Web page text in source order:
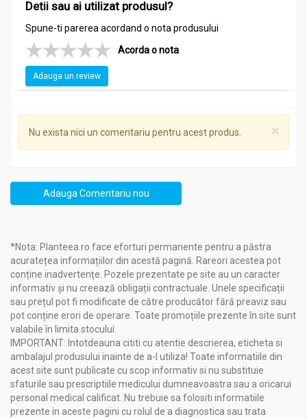
Precauții:
Gemoderivat mur mladite 50ml - PLANTEXTRAKT
Nu se cunosc reacţii adverse sau contraindicaţii.
Mod de administrare:
Gemoderivat mur mladite 50ml - PLANTEXTRAKT
1 ml=aprox. 25 de picături
Durata administrării poate varia între 1-3 luni de zile. Se poate
repeta administrarea după 1 sau 2 luni de pauză.
Detii sau ai utilizat produsul?
Spune-ti parerea acordand o nota produsului
Acorda o nota
Adauga un review
×
Nu exista nici un comentariu pentru acest produs.
Adauga Comentariu nou
*Nota: Planteea.ro face eforturi permanente pentru a păstra
acuratețea informațiilor din acestă pagină. Rareori acestea pot
conține inadvertențe. Pozele prezentate pe site au un caracter
informativ și nu creează obligații contractuale. Unele specificații
sau prețul pot fi modificate de către producător fără preaviz sau
pot conține erori de operare. Toate promoțiile prezente în site sunt
valabile în limita stocului.
IMPORTANT: Intotdeauna cititi cu atentie descrierea, eticheta si
ambalajul produsului inainte de a-l utiliza! Toate informatiile din
acest site sunt publicate cu scop informativ si nu substituie
sfaturile sau prescriptiile medicului dumneavoastra sau a oricarui
personal medical calificat. Nu trebuie sa folositi informatiile
prezente in aceste pagini cu rolul de a diagnostica sau trata